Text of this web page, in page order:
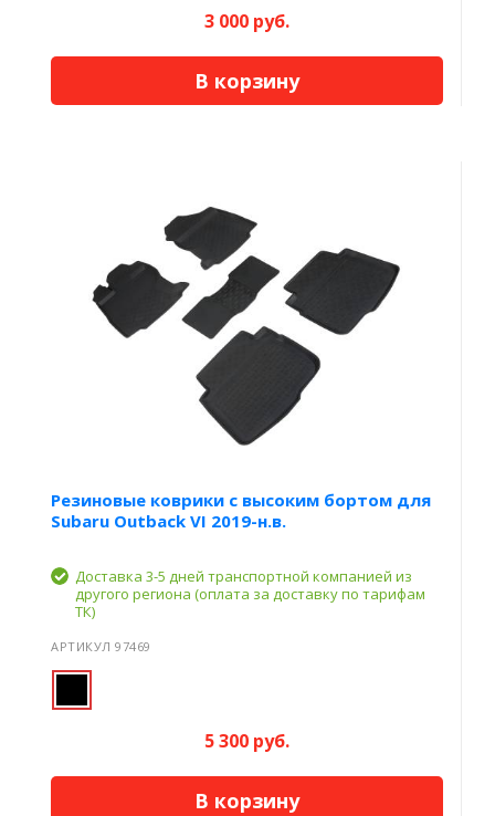
3 000 руб.
В корзину
Резиновые коврики с высоким бортом для
Subaru Outback VI 2019-н.в.
Доставка 3-5 дней транспортной компанией из
другого региона (оплата за доставку по тарифам
ТК)
АРТИКУЛ 97469
5 300 руб.
В корзину